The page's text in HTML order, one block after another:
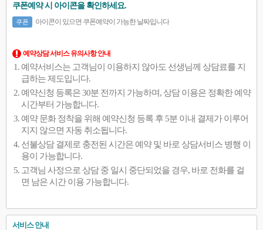
쿠폰예약 시 아이콘을 확인하세요.
쿠폰 아이콘이 있으면 쿠폰예약이 가능한 날짜입니다
예약상담 서비스 유의사항 안내
예약서비스는 고객님이 이용하지 않아도 선생님께 상담료를 지
급하는 제도입니다.
예약신청 등록은 30분 전까지 가능하며, 상담 이용은 정확한 예약
시간부터 가능합니다.
예약 문화 정착을 위해 예약신청 등록 후 5분 이내 결제가 이루어
지지 않으면 자동 취소됩니다.
선불상담 결제로 충전된 시간은 예약 및 바로 상담서비스 병행 이
용이 가능합니다.
고객님 사정으로 상담 중 일시 중단되었을 경우, 바로 전화를 걸
면 남은 시간 이용 가능합니다.
서비스 안내